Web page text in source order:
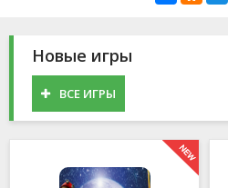
Новые игры
ВСЕ ИГРЫ